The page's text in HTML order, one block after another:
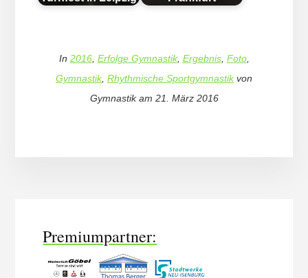
In 2016, Erfolge Gymnastik, Ergebnis, Foto,
Gymnastik, Rhythmische Sportgymnastikvon
Gymnastikam 21. März 2016
Premiumpartner: